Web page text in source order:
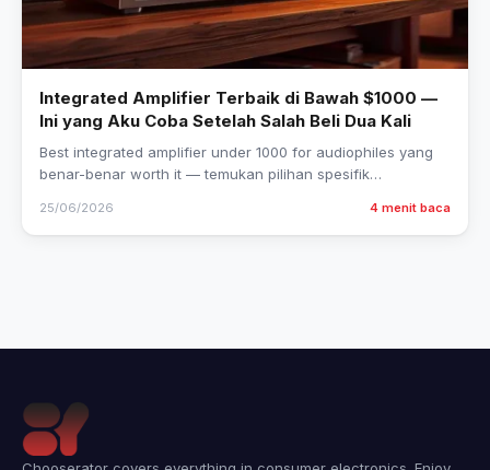
Integrated Amplifier Terbaik di Bawah $1000 —
Ini yang Aku Coba Setelah Salah Beli Dua Kali
Best integrated amplifier under 1000 for audiophiles yang
benar-benar worth it — temukan pilihan spesifik
25/06/2026 4 menit baca